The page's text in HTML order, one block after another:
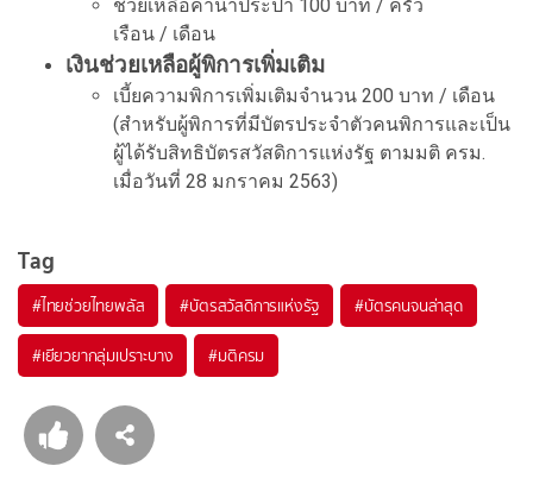
ช่วยเหลือค่าน้ำประปา 100 บาท / ครัว
เรือน / เดือน
เงินช่วยเหลือผู้พิการเพิ่มเติม
เบี้ยความพิการเพิ่มเติมจำนวน 200 บาท / เดือน
(สำหรับผู้พิการที่มีบัตรประจำตัวคนพิการและเป็น
ผู้ได้รับสิทธิบัตรสวัสดิการแห่งรัฐ ตามมติ ครม.
เมื่อวันที่ 28 มกราคม 2563)
Tag
#ไทยช่วยไทยพลัส #บัตรสวัสดิการแห่งรัฐ #บัตรคนจนล่าสุด
#เยียวยากลุ่มเปราะบาง #มติครม